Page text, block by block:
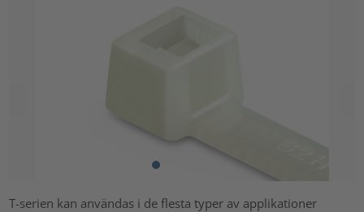
T-serien kan användas i de flesta typer av applikationer